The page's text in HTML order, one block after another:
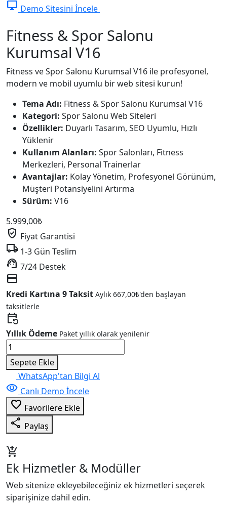
desktop_windows Demo Sitesini İncele
Fitness & Spor Salonu
Kurumsal V16
Fitness ve Spor Salonu Kurumsal V16 ile profesyonel,
modern ve mobil uyumlu bir web sitesi kurun!
Tema Adı: Fitness & Spor Salonu Kurumsal V16
Kategori: Spor Salonu Web Siteleri
Özellikler: Duyarlı Tasarım, SEO Uyumlu, Hızlı
Yüklenir
Kullanım Alanları: Spor Salonları, Fitness
Merkezleri, Personal Trainerlar
Avantajlar: Kolay Yönetim, Profesyonel Görünüm,
Müşteri Potansiyelini Artırma
Sürüm: V16
5.999,00₺
verified_user Fiyat Garantisi
local_shipping 1-3 Gün Teslim
support_agent 7/24 Destek
credit_card
Kredi Kartına 9 Taksit Aylık 667,00₺'den başlayan
taksitlerle
event_repeat
Yıllık Ödeme Paket yıllık olarak yenilenir
Fitness
&
Spor
Salonu
Kurumsal
V16
adet
Sepete Ekle
WhatsApp'tan Bilgi Al
visibility Canlı Demo İncele
favorite_border Favorilere Ekle
share Paylaş
add_shopping_cart
Ek Hizmetler & Modüller
Web sitenize ekleyebileceğiniz ek hizmetleri seçerek
siparişinize dahil edin.